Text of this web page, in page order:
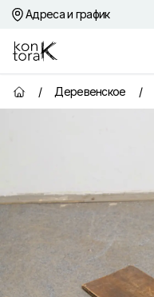
Адреса и график
Контора К
Главная страница
/ Деревенское /